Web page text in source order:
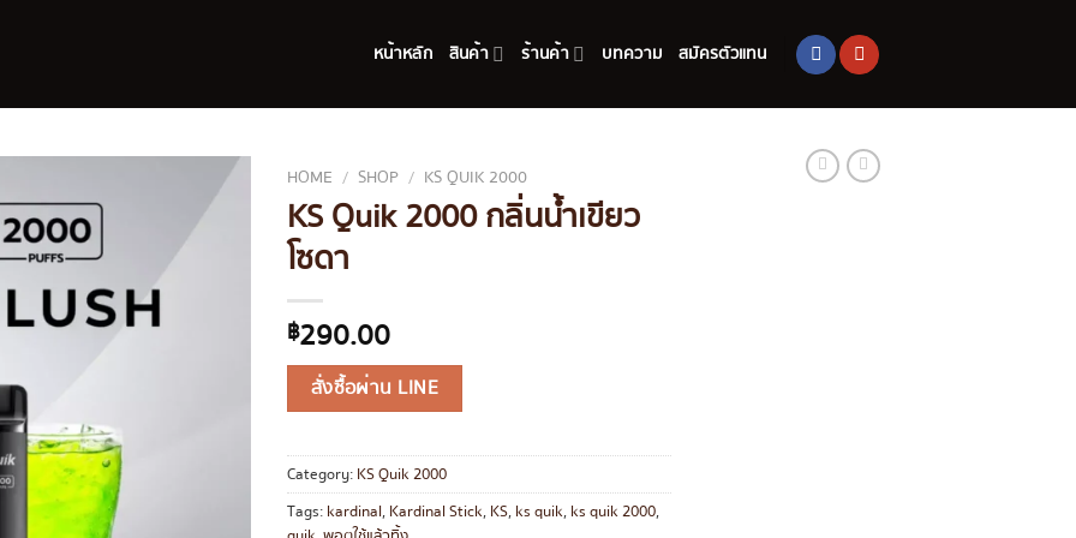
หน้าหลัก สินค้า ร้านค้า บทความ สมัครตัวแทน
HOME / SHOP / KS QUIK 2000
KS Quik 2000 กลิ่นน้ำเขียว
โซดา
฿290.00
สั่งซื้อผ่าน LINE
Category: KS Quik 2000
Tags: kardinal, Kardinal Stick, KS, ks quik, ks quik 2000,